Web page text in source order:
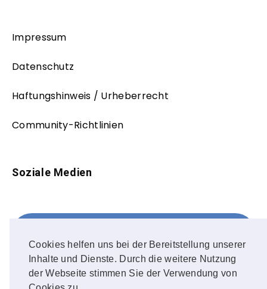
Cookies helfen uns bei der Bereitstellung unserer
Inhalte und Dienste. Durch die weitere Nutzung
der Webseite stimmen Sie der Verwendung von
Impressum
Datenschutz
Haftungshinweis / Urheberrecht
Community-Richtlinien
Soziale Medien
FOLLOW ME!
Instagram
OUR PHOTOS!